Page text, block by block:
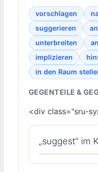
vorschlagen
suggerieren
unterbreiten
implizieren
in den Raum
GEGENTEILE &
<div class="sru-
„suggest“ im